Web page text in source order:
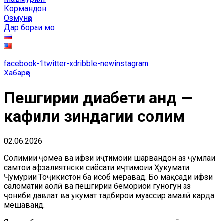
Кормандон
Озмунҳо
Дар бораи мо
facebook-1twitter-xdribble-newinstagram
Хабарҳо
Пешгирии диабети қанд —
кафили зиндагии солим
02.06.2026
Солимии ҷомеа ва ҳифзи иҷтимоии шаҳрвандон аз ҷумлаи
самтҳои афзалиятноки сиёсати иҷтимоии Ҳукумати
Ҷумҳурии Тоҷикистон ба ҳисоб меравад. Бо мақсади ҳифзи
саломатии аҳолӣ ва пешгирии бемориҳои гуногун аз
ҷониби давлат ва ҳукумат тадбирҳои муассир амалӣ карда
мешаванд.